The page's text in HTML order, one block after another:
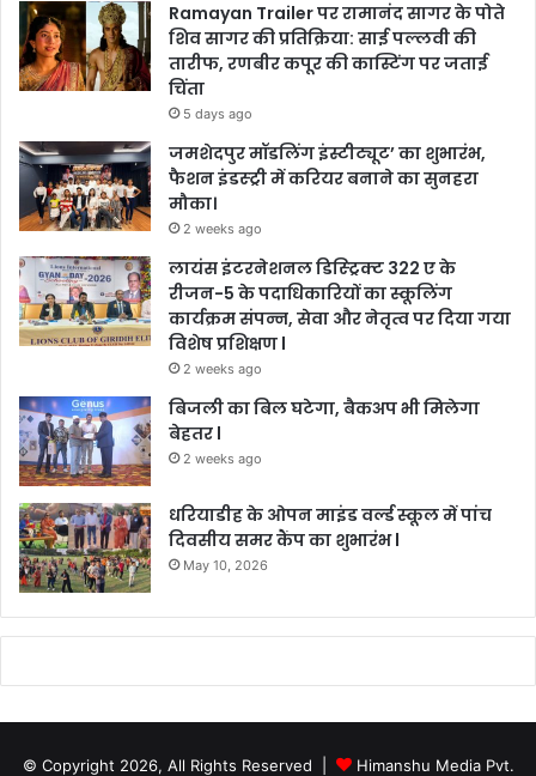
Ramayan Trailer पर रामानंद सागर के पोते
शिव सागर की प्रतिक्रिया: साई पल्लवी की
तारीफ, रणबीर कपूर की कास्टिंग पर जताई
चिंता
5 days ago
जमशेदपुर मॉडलिंग इंस्टीट्यूट’ का शुभारंभ,
फैशन इंडस्ट्री में करियर बनाने का सुनहरा
मौका।
2 weeks ago
लायंस इंटरनेशनल डिस्ट्रिक्ट 322 ए के
रीजन-5 के पदाधिकारियों का स्कूलिंग
कार्यक्रम संपन्न, सेवा और नेतृत्व पर दिया गया
विशेष प्रशिक्षण l
2 weeks ago
बिजली का बिल घटेगा, बैकअप भी मिलेगा
बेहतर l
2 weeks ago
धरियाडीह के ओपन माइंड वर्ल्ड स्कूल में पांच
दिवसीय समर कैंप का शुभारंभ l
May 10, 2026
© Copyright 2026, All Rights Reserved | Himanshu Media Pvt.